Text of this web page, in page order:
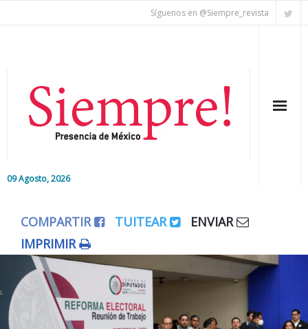
Síguenos en @Siempre_revista
09 Agosto, 2026
Editorial
Nacional
Colaboradores
COMPARTIR TUITEAR
ENVIAR
IMPRIMIR